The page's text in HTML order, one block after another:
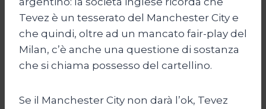
Tevez è un tesserato del Manchester City e
che quindi, oltre ad un mancato fair-play del
Milan, c’è anche una questione di sostanza
che si chiama possesso del cartellino.
Se il Manchester City non darà l’ok, Tevez